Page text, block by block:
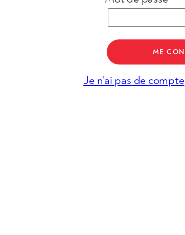
Je n'ai pas de compte